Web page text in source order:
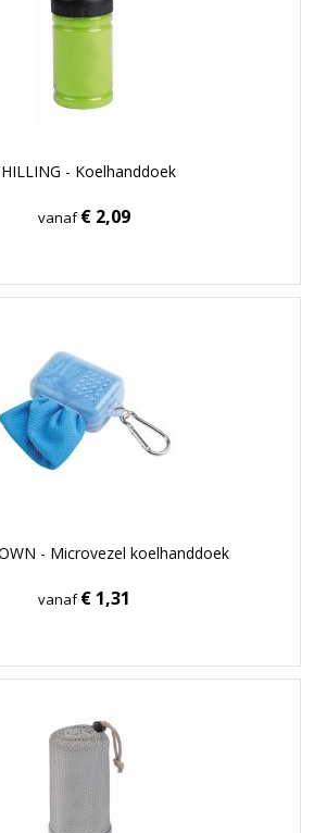
- Koelhanddoek
vanaf€ 2,09
- Microvezel koelhanddoek
vanaf€ 1,31